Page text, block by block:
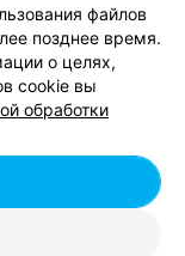
орган -
г. Минск,
файлов
позднее время.
о целях,
cookie вы
обработки